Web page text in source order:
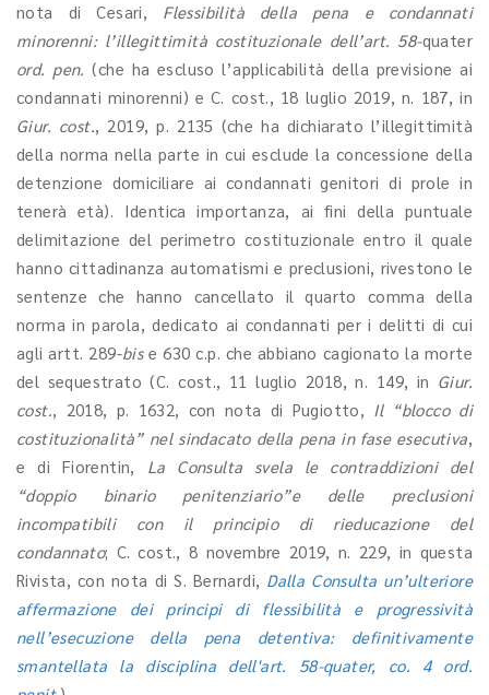
nota di Cesari, Flessibilità della pena e condannati
minorenni: l’illegittimità costituzionale dell’art. 58-quater
ord. pen.(che ha escluso l’applicabilità della previsione ai
condannati minorenni) e C. cost., 18 luglio 2019, n. 187, in
Giur. cost., 2019, p. 2135 (che ha dichiarato l’illegittimità
della norma nella parte in cui esclude la concessione della
detenzione domiciliare ai condannati genitori di prole in
tenerà età). Identica importanza, ai fini della puntuale
delimitazione del perimetro costituzionale entro il quale
hanno cittadinanza automatismi e preclusioni, rivestono le
sentenze che hanno cancellato il quarto comma della
norma in parola, dedicato ai condannati per i delitti di cui
agli artt. 289-bise 630 c.p. che abbiano cagionato la morte
del sequestrato (C. cost., 11 luglio 2018, n. 149, in Giur.
cost., 2018, p. 1632, con nota di Pugiotto, Il “blocco di
costituzionalità” nel sindacato della pena in fase esecutiva,
e di Fiorentin, La Consulta svela le contraddizioni del
“doppio binario penitenziario”e delle preclusioni
incompatibili con il principio di rieducazione del
condannato; C. cost., 8 novembre 2019, n. 229, in questa
Rivista, con nota di S. Bernardi, Dalla Consulta un’ulteriore
affermazione dei principi di flessibilità e progressività
nell’esecuzione della pena detentiva: definitivamente
smantellata la disciplina dell'art. 58-quater, co. 4 ord.